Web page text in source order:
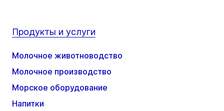
Продукты и услуги
Молочное животноводство
Молочное производство
Морское оборудование
Напитки